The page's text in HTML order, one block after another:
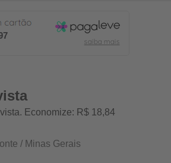
Economize: R$ 18,84
/ Minas Gerais